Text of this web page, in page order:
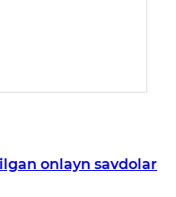
onlayn savdolar